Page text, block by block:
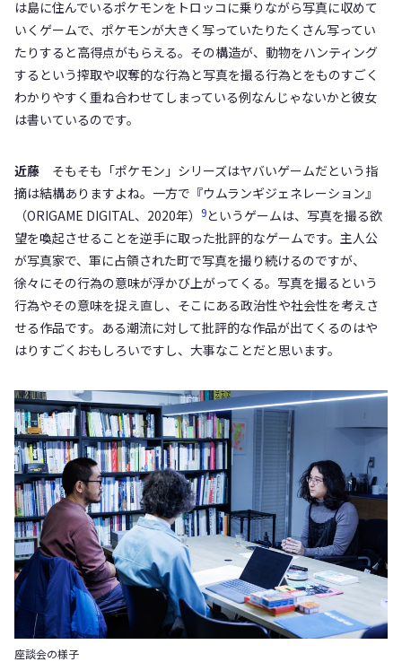
は島に住んでいるポケモンをトロッコに乗りながら写真に収めて
いくゲームで、ポケモンが大きく写っていたりたくさん写ってい
たりすると高得点がもらえる。その構造が、動物をハンティング
するという搾取や収奪的な行為と写真を撮る行為とをものすごく
わかりやすく重ね合わせてしまっている例なんじゃないかと彼女
は書いているのです。
近藤 そもそも「ポケモン」シリーズはヤバいゲームだという指
摘は結構ありますよね。一方で『ウムランギジェネレーション』
（ORIGAME DIGITAL、2020年） 9というゲームは、写真を撮る欲
望を喚起させることを逆手に取った批評的なゲームです。主人公
が写真家で、軍に占領された町で写真を撮り続けるのですが、
徐々にその行為の意味が浮かび上がってくる。写真を撮るという
行為やその意味を捉え直し、そこにある政治性や社会性を考えさ
せる作品です。ある潮流に対して批評的な作品が出てくるのはや
はりすごくおもしろいですし、大事なことだと思います。
座談会の様子